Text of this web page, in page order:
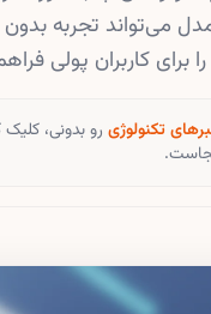
می‌تواند تجربه بدون
برای کاربران پولی
تکنولوژی رو بدونی،